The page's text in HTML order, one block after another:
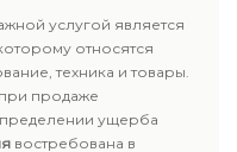
услугой является
относятся
техника и товары.
продаже
ущерба
востребована в